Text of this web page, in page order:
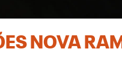
NOVA